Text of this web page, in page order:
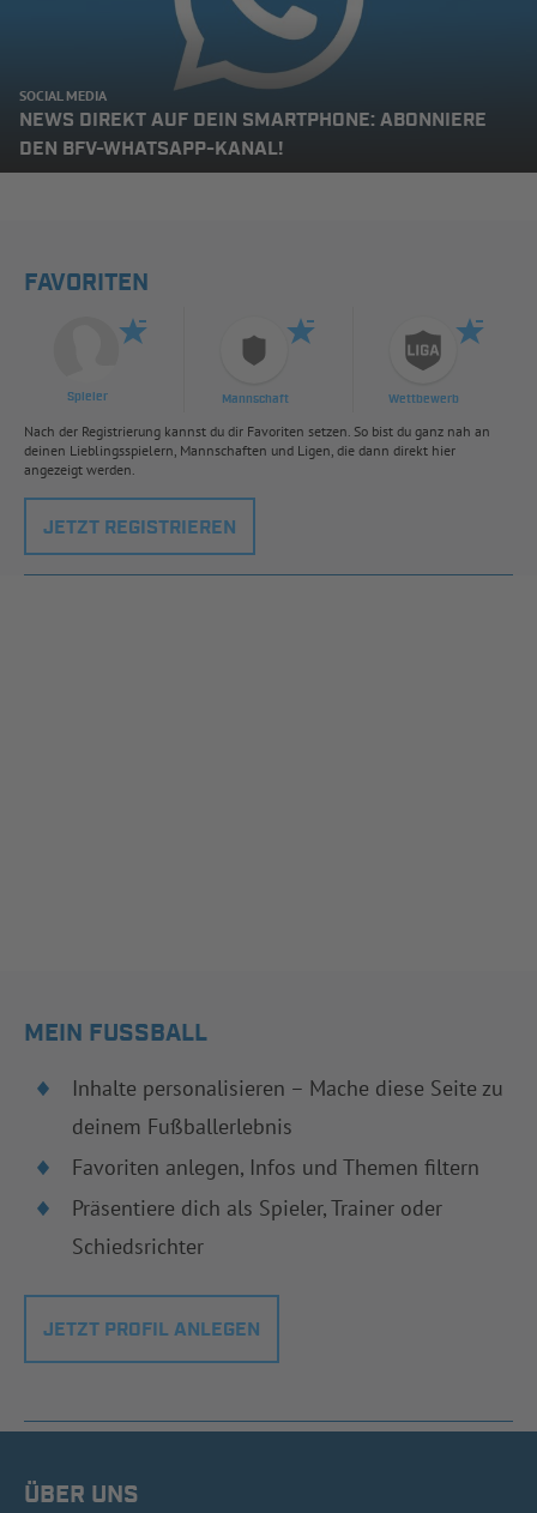
SOCIAL MEDIA
NEWS DIREKT AUF DEIN SMARTPHONE: ABONNIERE
DEN BFV-WHATSAPP-KANAL!
FAVORITEN
Spieler Mannschaft Wettbewerb
Nach der Registrierung kannst du dir Favoriten setzen. So bist du ganz nah an
deinen Lieblingsspielern, Mannschaften und Ligen, die dann direkt hier
angezeigt werden.
JETZT REGISTRIEREN
MEIN FUSSBALL
Inhalte personalisieren – Mache diese Seite zu
deinem Fußballerlebnis
Favoriten anlegen, Infos und Themen filtern
Präsentiere dich als Spieler, Trainer oder
Schiedsrichter
JETZT PROFIL ANLEGEN
ÜBER UNS